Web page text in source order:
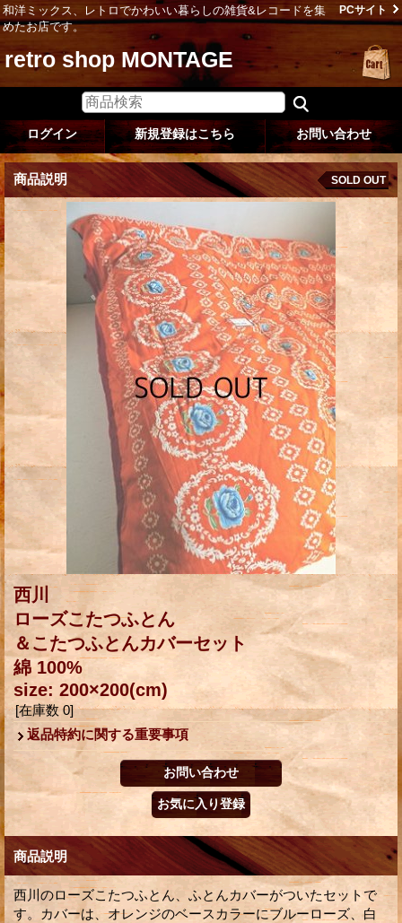
和洋ミックス、レトロでかわいい暮らしの雑貨&レコードを集
めたお店です。
PCサイト
retro shop MONTAGE
ログイン 新規登録はこちら お問い合わせ
商品説明 SOLD OUT
西川
ローズこたつふとん
＆こたつふとんカバーセット
綿 100%
size: 200×200(cm)
[在庫数 0]
返品特約に関する重要事項
商品説明
西川のローズこたつふとん、ふとんカバーがついたセットで
す。カバーは、オレンジのベースカラーにブルーローズ、白